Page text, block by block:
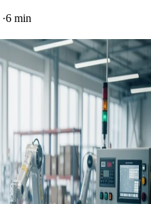
·6 min